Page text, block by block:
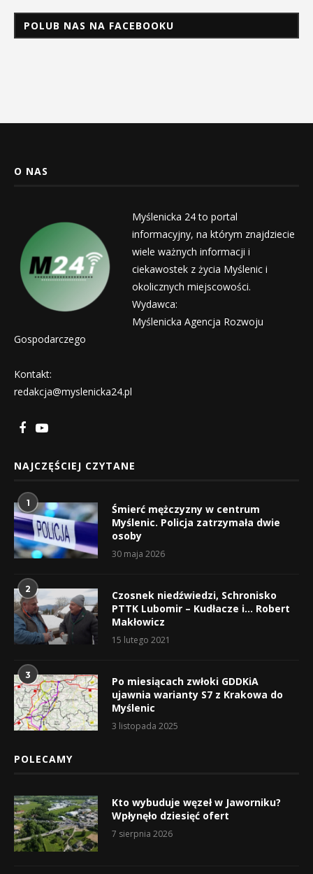
POLUB NAS NA FACEBOOKU
O NAS
Myślenicka 24 to portal
informacyjny, na którym znajdziecie
wiele ważnych informacji i
ciekawostek z życia Myślenic i
okolicznych miejscowości.
Wydawca:
Myślenicka Agencja Rozwoju
Gospodarczego
Kontakt:
redakcja@myslenicka24.pl
NAJCZĘŚCIEJ CZYTANE
1
Śmierć mężczyzny w centrum
Myślenic. Policja zatrzymała dwie
osoby
30 maja 2026
2
Czosnek niedźwiedzi, Schronisko
PTTK Lubomir – Kudłacze i… Robert
Makłowicz
15 lutego 2021
3
Po miesiącach zwłoki GDDKiA
ujawnia warianty S7 z Krakowa do
Myślenic
3 listopada 2025
POLECAMY
Kto wybuduje węzeł w Jaworniku?
Wpłynęło dziesięć ofert
7 sierpnia 2026